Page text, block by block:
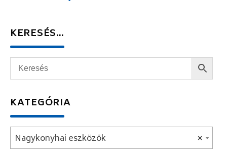
KERESÉS…
KATEGÓRIA
×
Nagykonyhai eszközök